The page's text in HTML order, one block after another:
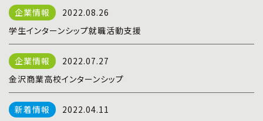
2022.08.26
学生インターンシップ就職活動支援
2022.07.27
金沢商業高校インターンシップ
2022.04.11